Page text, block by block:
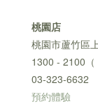
桃園店
桃園市蘆竹區
1300 - 2100（
03-323-6632
預約體驗